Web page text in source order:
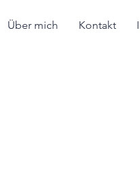
Über mich Kontakt